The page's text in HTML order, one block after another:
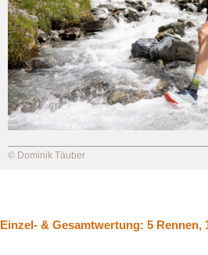
© Dominik Täuber
Einzel- & Gesamtwertung: 5 Rennen,